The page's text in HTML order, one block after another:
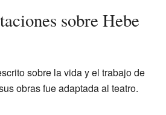
sobre Hebe
sobre la vida y el trabajo de
obras fue adaptada al teatro.